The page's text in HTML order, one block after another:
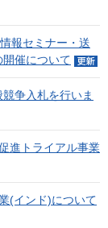
報セミナー・送
催について
争入札を行いま
進トライアル事業
(インド)について